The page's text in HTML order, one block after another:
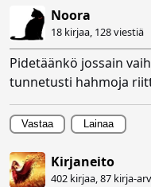
Noora
18 kirjaa, 128 viestiä
Pidetäänkö jossain
tunnetusti hahmoja
Vastaa Lainaa
Kirjaneito
402 kirjaa, 87 kirja-